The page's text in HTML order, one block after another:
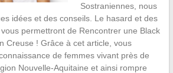
Sostraniennes, nous
idées et des conseils. Le hasard et des
permettront de Rencontrer une Black
Creuse ! Grâce à cet article, vous
de femmes vivant près de
Nouvelle-Aquitaine et ainsi rompre